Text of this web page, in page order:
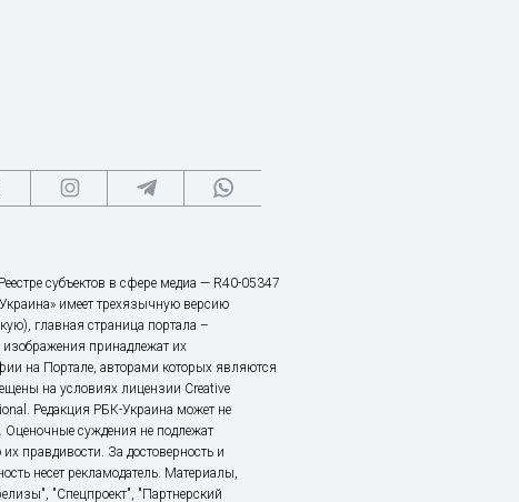
субъектов в сфере медиа — R40-05347
имеет трехязычную версию
главная страница портала –
принадлежат их
на Портале, авторами которых являются
на условиях лицензии Creative
Редакция РБК-Украина может не
Оценочные суждения не подлежат
правдивости. За достоверность и
несет рекламодатель. Материалы,
"Спецпроект", "Партнерский